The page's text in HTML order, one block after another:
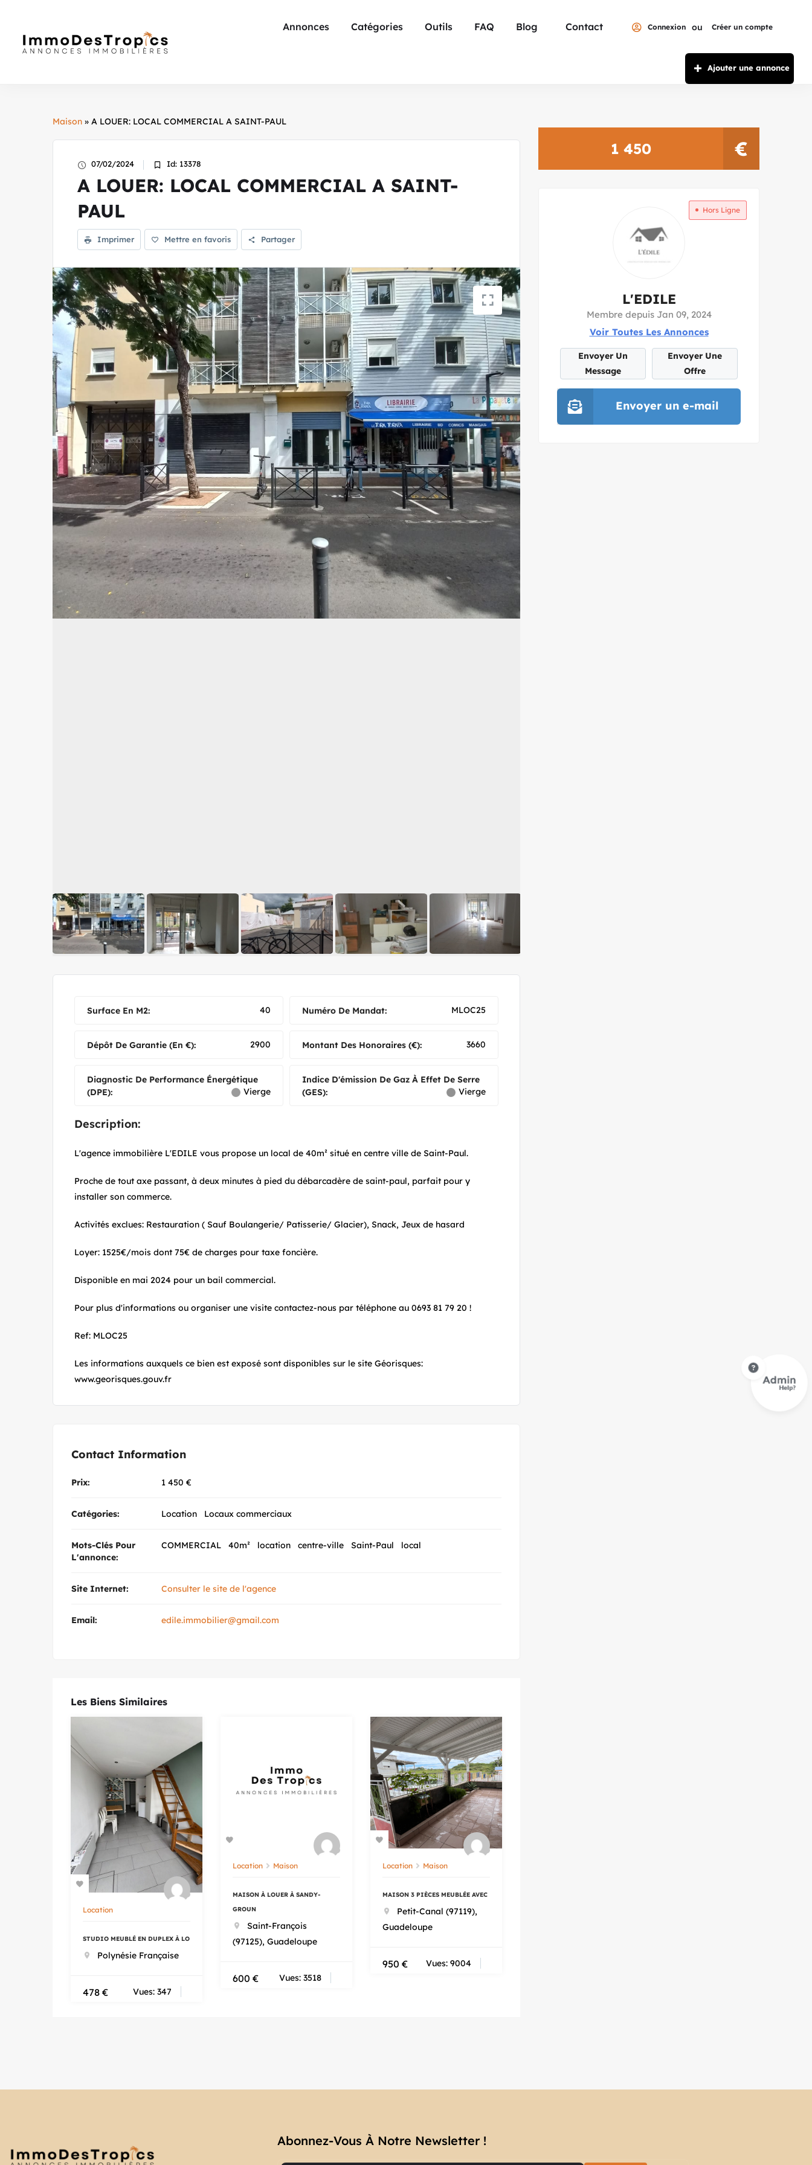
Annonces Catégories Outils FAQ Blog Contact Connexion ou Créer un compte
Ajouter une annonce
Maison » A LOUER: LOCAL COMMERCIAL A SAINT-PAUL
07/02/2024 Id: 13378
A LOUER: LOCAL COMMERCIAL A SAINT-
PAUL
Imprimer Mettre en favoris Partager
Surface En M2: 40 Numéro De Mandat: MLOC25
Dépôt De Garantie (en €): 2900 Montant Des Honoraires (€): 3660
Diagnostic De Performance Énergétique
(DPE):
Vierge
Indice D'émission De Gaz À Effet De Serre
(GES):
Vierge
Description:
L'agence immobilière L'EDILE vous propose un local de 40m² situé en centre ville de Saint-Paul.
Proche de tout axe passant, à deux minutes à pied du débarcadère de saint-paul, parfait pour y
installer son commerce.
Activités exclues: Restauration ( Sauf Boulangerie/ Patisserie/ Glacier), Snack, Jeux de hasard
Loyer: 1525€/mois dont 75€ de charges pour taxe foncière.
Disponible en mai 2024 pour un bail commercial.
Pour plus d'informations ou organiser une visite contactez-nous par téléphone au 0693 81 79 20 !
Ref: MLOC25
Les informations auxquels ce bien est exposé sont disponibles sur le site Géorisques:
www.georisques.gouv.fr
Contact Information
Prix: 1 450 €
Catégories: Location Locaux commerciaux
Mots-Clés Pour
L'annonce:
COMMERCIAL 40m² location centre-ville Saint-Paul local
Site Internet: Consulter le site de l'agence
Email: edile.immobilier@gmail.com
Les Biens Similaires
Location
STUDIO MEUBLÉ EN DUPLEX À LO
Polynésie Française
Vues: 347
478 €
Location Maison
MAISON À LOUER À SANDY-
GROUN
Saint-François
(97125), Guadeloupe
Vues: 3518
600 €
Location Maison
MAISON 3 PIÈCES MEUBLÉE AVEC
Petit-Canal (97119),
Guadeloupe
Vues: 9004
950 €
1 450 €
Hors Ligne
L'EDILE
Membre depuis Jan 09, 2024
Voir Toutes Les Annonces
Envoyer Un
Message
Envoyer Une
Offre
Envoyer un e-mail
Abonnez-Vous À Notre Newsletter !​